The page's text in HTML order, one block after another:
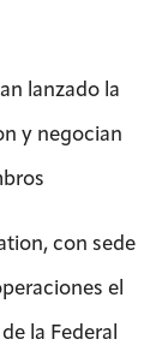
lanzado la
y negocian
con sede
el
la Federal